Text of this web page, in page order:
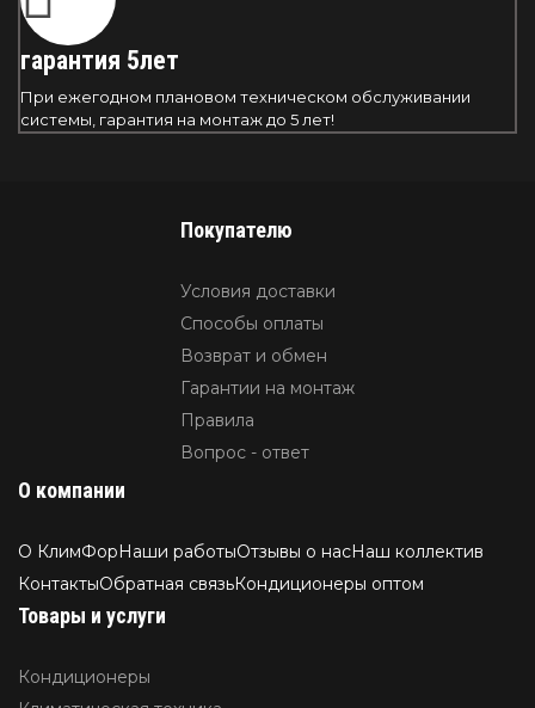
гарантия 5лет
При ежегодном плановом техническом обслуживании
системы, гарантия на монтаж до 5 лет!
Покупателю
Условия доставки
Способы оплаты
Возврат и обмен
Гарантии на монтаж
Правила
Вопрос - ответ
О компании
О КлимФорНаши работыОтзывы о насНаш коллектив
КонтактыОбратная связьКондиционеры оптом
Товары и услуги
Кондиционеры